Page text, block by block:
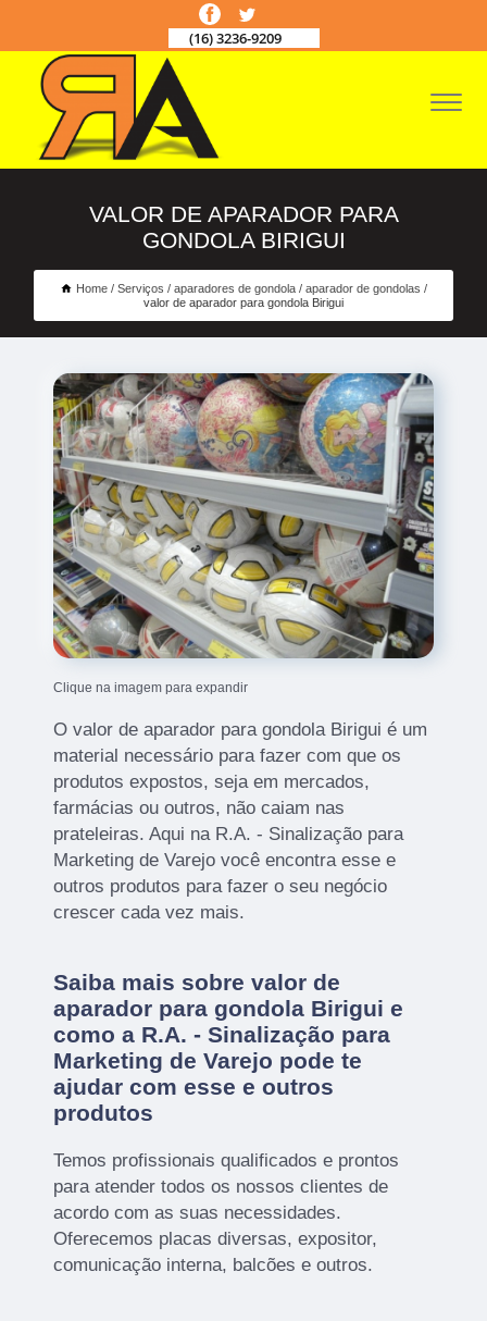
(16) 3236-9209
VALOR DE APARADOR PARA
GONDOLA BIRIGUI
Home Serviços aparadores de gondola
aparador de gondolas
valor de aparador para gondola Birigui
Clique na imagem para expandir
O valor de aparador para gondola Birigui é um
material necessário para fazer com que os
produtos expostos, seja em mercados,
farmácias ou outros, não caiam nas
prateleiras. Aqui na R.A. - Sinalização para
Marketing de Varejo você encontra esse e
outros produtos para fazer o seu negócio
crescer cada vez mais.
Saiba mais sobre valor de
aparador para gondola Birigui e
como a R.A. - Sinalização para
Marketing de Varejo pode te
ajudar com esse e outros
produtos
Temos profissionais qualificados e prontos
para atender todos os nossos clientes de
acordo com as suas necessidades.
Oferecemos placas diversas, expositor,
comunicação interna, balcões e outros.